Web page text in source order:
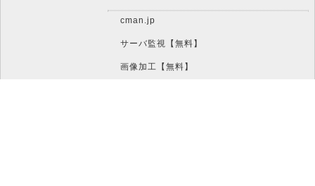
cman.jp
サーバ監視【無料】
画像加工【無料】